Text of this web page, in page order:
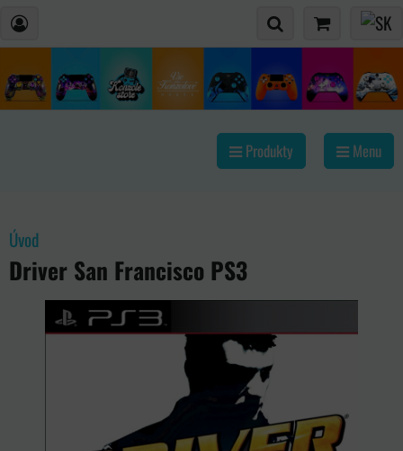
Produkty Menu
Úvod
Driver San Francisco PS3